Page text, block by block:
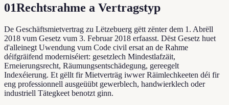
01Rechtsrahme a Vertragstyp
De Geschäftsmietvertrag zu Lëtzebuerg gëtt zënter dem 1. Abrëll
2018 vum Gesetz vum 3. Februar 2018 erfaasst. Dëst Gesetz huet
d'alleinegt Uwendung vum Code civil ersat an de Rahme
déifgräifend moderniséiert: gesetzlech Mindestlafzäit,
Erneierungsrecht, Räumungsentschädegung, gereegelt
Indexéierung. Et gëllt fir Mietverträg iwwer Räimlechkeeten déi fir
eng professionnell ausgeüübt gewerblech, handwierklech oder
industriell Tätegkeet benotzt ginn.